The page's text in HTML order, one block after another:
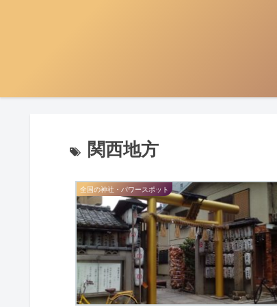
関西地方
全国の神社・パワースポット